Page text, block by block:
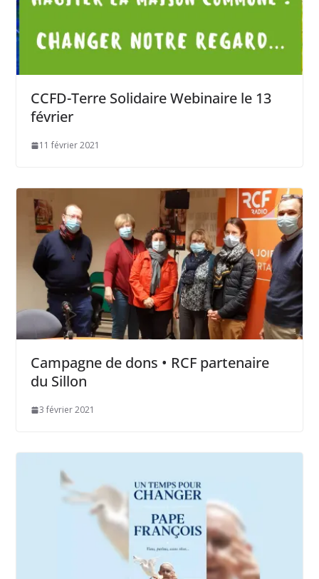
CCFD-Terre Solidaire Webinaire le 13
février
11 février 2021
Campagne de dons • RCF partenaire
du Sillon
3 février 2021